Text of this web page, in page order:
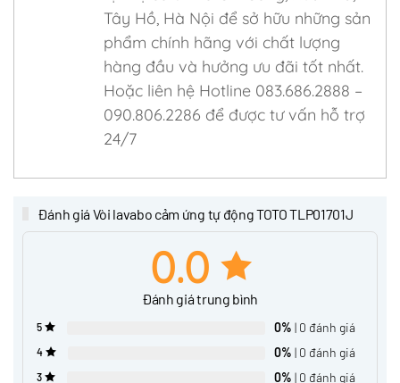
Tây Hồ, Hà Nội để sở hữu những sản
phẩm chính hãng với chất lượng
hàng đầu và hưởng ưu đãi tốt nhất.
Hoặc liên hệ Hotline 083.686.2888 –
090.806.2286 để được tư vấn hỗ trợ
24/7
Đánh giá Vòi lavabo cảm ứng tự động TOTO TLP01701J
0.0
Đánh giá trung bình
5 0% | 0 đánh giá
4 0% | 0 đánh giá
3 0% | 0 đánh giá